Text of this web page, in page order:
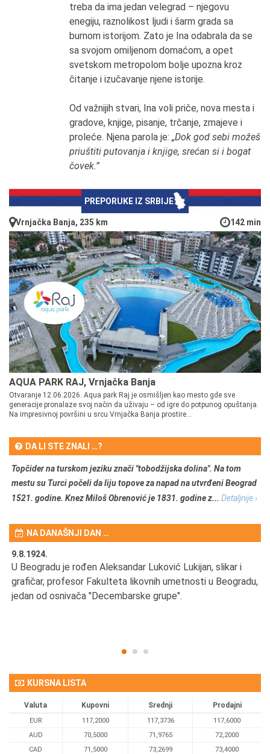
treba da ima jedan velegrad – njegovu
enegiju, raznolikost ljudi i šarm grada sa
burnom istorijom. Zato je Ina odabrala da se
sa svojom omiljenom domaćom, a opet
svetskom metropolom bolje upozna kroz
čitanje i izučavanje njene istorije.
Od važnijih stvari, Ina voli priče, nova mesta i
gradove, knjige, pisanje, trčanje, zmajeve i
proleće. Njena parola je: „Dok god sebi možeš
priuštiti putovanja i knjige, srećan si i bogat
čovek.”
PREPORUKE IZ SRBIJE
Vrnjačka Banja, 235 km 142 min
AQUA PARK RAJ, Vrnjačka Banja
Otvaranje 12.06.2026. Aqua park Raj je osmišljen kao mesto gde sve
generacije pronalaze svoj način da uživaju – od igre do potpunog opuštanja.
Na impresivnoj površini u srcu Vrnjačka Banja prostire...
DA LI STE ZNALI …?
Topčider na turskom jeziku znači "tobodžijska dolina". Na tom
mestu su Turci počeli da liju topove za napad na utvrđeni Beograd
1521. godine. Knez Miloš Obrenović je 1831. godine z... Detaljnije ›
NA DANAŠNJI DAN …
9.8.1924.
U Beogradu je rođen Aleksandar Luković Lukijan, slikar i
grafičar, profesor Fakulteta likovnih umetnosti u Beogradu,
jedan od osnivača "Decembarske grupe".
KURSNA LISTA
Valuta Kupovni Srednji Prodajni
EUR 117,2000 117,3736
117,6000
AUD
70,5000 71,9765
72,2000
CAD
71,5000 73,2699 73,4000